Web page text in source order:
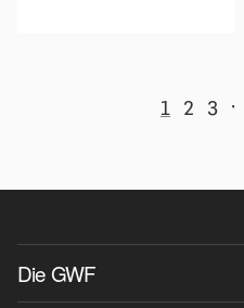
1 2 3 ·
Die GWF